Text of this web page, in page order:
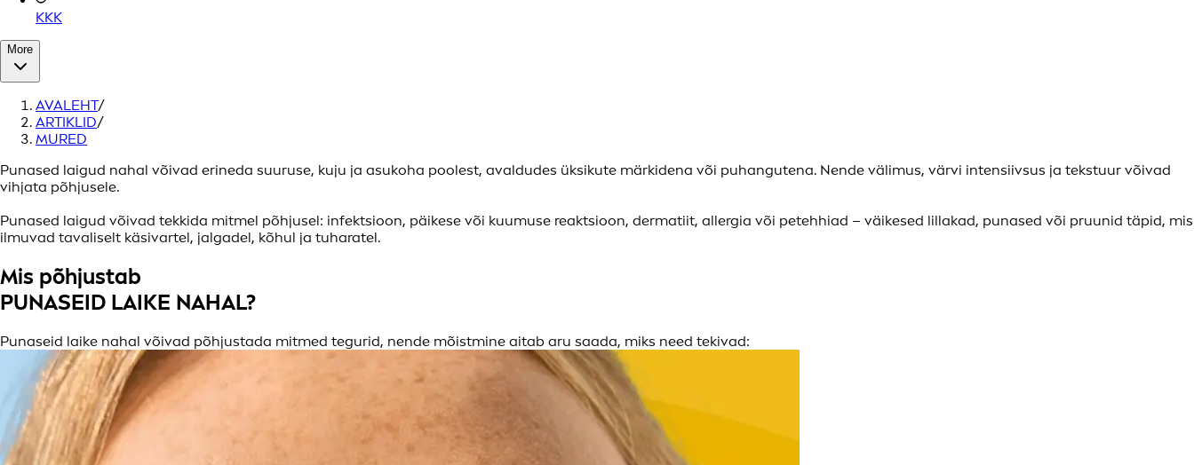
KKK
More
AVALEHT/
ARTIKLID/
MURED
Punased laigud nahal võivad erineda suuruse, kuju ja asukoha poolest, avaldudes üksikute märkidena või puhangutena. Nende välimus, värvi intensiivsus ja tekstuur võivad
vihjata põhjusele.
Punased laigud võivad tekkida mitmel põhjusel: infektsioon, päikese või kuumuse reaktsioon, dermatiit, allergia või petehhiad – väikesed lillakad, punased või pruunid täpid, mis
ilmuvad tavaliselt käsivartel, jalgadel, kõhul ja tuharatel.
Mis põhjustab
PUNASEID LAIKE NAHAL?
Punaseid laike nahal võivad põhjustada mitmed tegurid, nende mõistmine aitab aru saada, miks need tekivad: